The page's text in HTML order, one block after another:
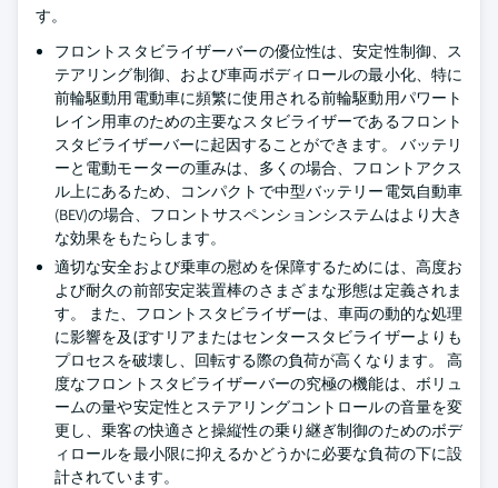
す。
フロントスタビライザーバーの優位性は、安定性制御、ス
テアリング制御、および車両ボディロールの最小化、特に
前輪駆動用電動車に頻繁に使用される前輪駆動用パワート
レイン用車のための主要なスタビライザーであるフロント
スタビライザーバーに起因することができます。 バッテリ
ーと電動モーターの重みは、多くの場合、フロントアクス
ル上にあるため、コンパクトで中型バッテリー電気自動車
(BEV)の場合、フロントサスペンションシステムはより大き
な効果をもたらします。
適切な安全および乗車の慰めを保障するためには、高度お
よび耐久の前部安定装置棒のさまざまな形態は定義されま
す。 また、フロントスタビライザーは、車両の動的な処理
に影響を及ぼすリアまたはセンタースタビライザーよりも
プロセスを破壊し、回転する際の負荷が高くなります。 高
度なフロントスタビライザーバーの究極の機能は、ボリュ
ームの量や安定性とステアリングコントロールの音量を変
更し、乗客の快適さと操縦性の乗り継ぎ制御のためのボデ
ィロールを最小限に抑えるかどうかに必要な負荷の下に設
計されています。